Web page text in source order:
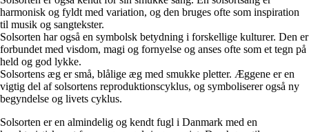
harmonisk og fyldt med variation, og den bruges ofte som inspiration
til musik og sangtekster.
Solsorten har også en symbolsk betydning i forskellige kulturer. Den er
forbundet med visdom, magi og fornyelse og anses ofte som et tegn på
held og god lykke.
Solsortens æg er små, blålige æg med smukke pletter. Æggene er en
vigtig del af solsortens reproduktionscyklus, og symboliserer også ny
begyndelse og livets cyklus.
Solsorten er en almindelig og kendt fugl i Danmark med en